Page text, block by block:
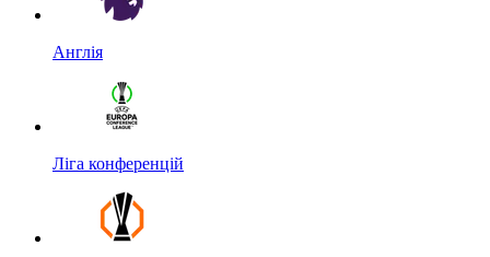
Англія
Ліга конференцій